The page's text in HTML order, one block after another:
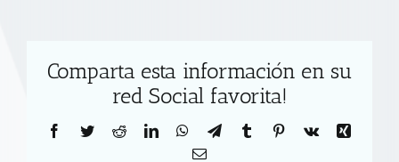
Comparta esta información en su
red Social favorita!
Facebook
TwitterRedditLinkedInWhatsApp
TelegramTumblr Pinterest
Vk
Xing
Correo